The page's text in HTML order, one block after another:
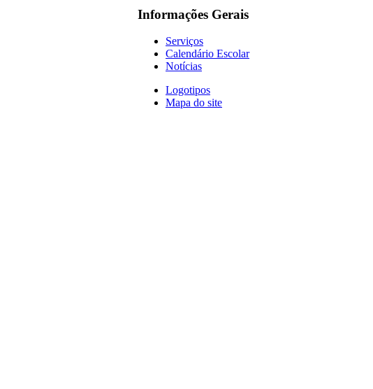
Informações Gerais
Serviços
Calendário Escolar
Notícias
Logotipos
Mapa do site